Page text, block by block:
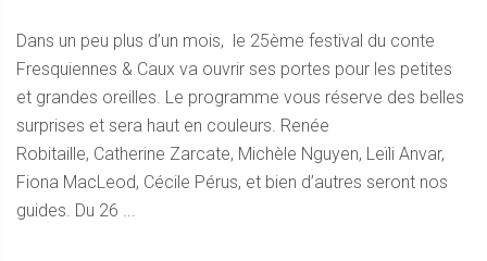
Dans un peu plus d’un mois, le 25ème festival du conte
Fresquiennes & Caux va ouvrir ses portes pour les petites
et grandes oreilles. Le programme vous réserve des belles
surprises et sera haut en couleurs. Renée
Robitaille, Catherine Zarcate, Michèle Nguyen, Leïli Anvar,
Fiona MacLeod, Cécile Pérus, et bien d’autres seront nos
guides. Du 26 ...